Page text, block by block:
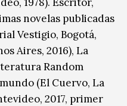
novelas publicadas
Vestigio, Bogotá,
Aires, 2016), La
Random
(El Cuervo, La
2017, primer